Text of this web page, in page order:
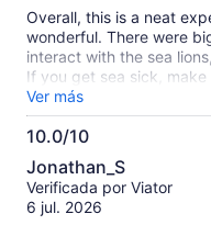
Overall, this is a neat
wonderful. There were
interact with the sea
If you get sea sick,
you have trouble with
Ver más
10.0/10
10.0
de
10
Jonathan_S
Verificada por Viator
6 jul. 2026